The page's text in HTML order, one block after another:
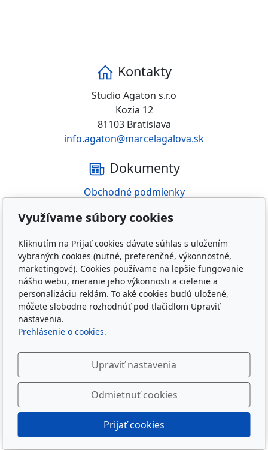
Kontakty
Studio Agaton s.r.o
Kozia 12
81103 Bratislava
info.agaton@marcelagalova.sk
Dokumenty
Obchodné podmienky
Záruka a reklamácia
Etický kódex
Obľúbené odkazy
Web
Sledujte nás
Využívame súbory cookies
Kliknutím na Prijať cookies dávate súhlas s uložením
vybraných cookies (nutné, preferenčné, výkonnostné,
marketingové). Cookies používame na lepšie fungovanie
nášho webu, meranie jeho výkonnosti a cielenie a
personalizáciu reklám. To aké cookies budú uložené,
môžete slobodne rozhodnúť pod tlačidlom Upraviť
nastavenia.
Prehlásenie o cookies.
Upraviť nastavenia
Odmietnuť cookies
Prijať cookies